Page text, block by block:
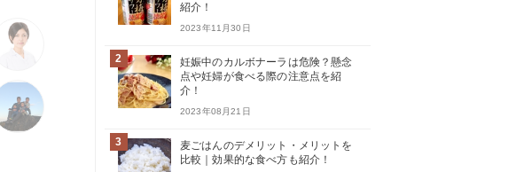
紹介！
2023年11月30日
2
妊娠中のカルボナーラは危険？懸念
点や妊婦が食べる際の注意点を紹
介！
2023年08月21日
3
麦ごはんのデメリット・メリットを
比較｜効果的な食べ方も紹介！